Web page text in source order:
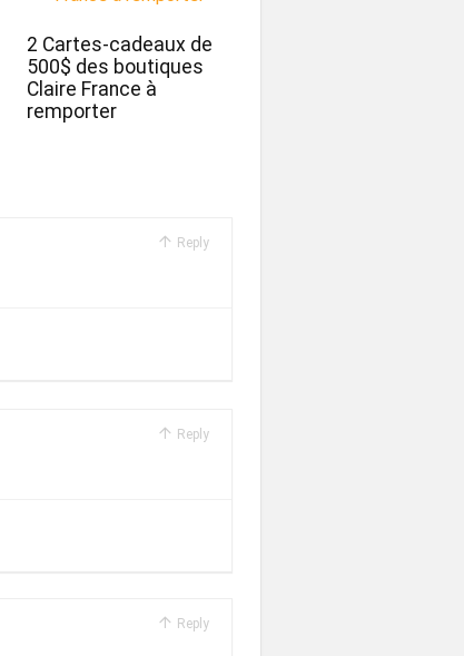
2 Cartes-cadeaux de
500$ des boutiques
Claire France à
remporter
Reply
Reply
Reply